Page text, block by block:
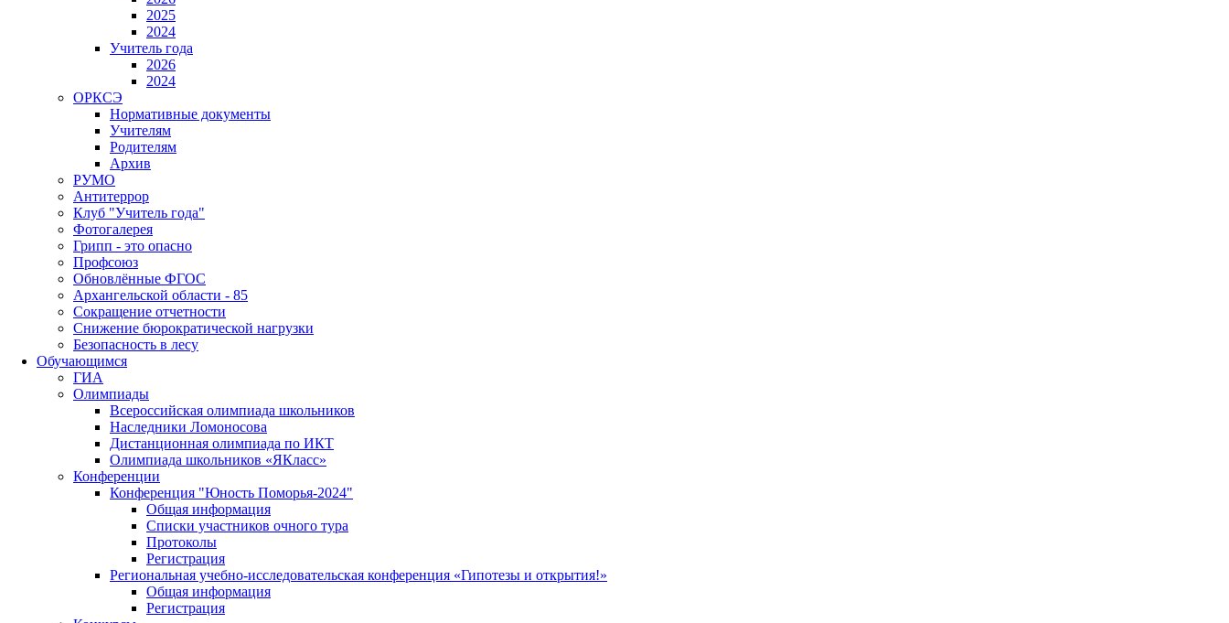
2025
2024
Учитель года
2026
2024
ОРКСЭ
Нормативные документы
Учителям
Родителям
Архив
РУМО
Антитеррор
Клуб "Учитель года"
Фотогалерея
Грипп - это опасно
Профсоюз
Обновлённые ФГОС
Архангельской области - 85
Сокращение отчетности
Снижение бюрократической нагрузки
Безопасность в лесу
Обучающимся
ГИА
Олимпиады
Всероссийская олимпиада школьников
Наследники Ломоносова
Дистанционная олимпиада по ИКТ
Олимпиада школьников «ЯКласс»
Конференции
Конференция "Юность Поморья-2024"
Общая информация
Списки участников очного тура
Протоколы
Регистрация
Региональная учебно-исследовательская конференция «Гипотезы и открытия!»
Общая информация
Регистрация